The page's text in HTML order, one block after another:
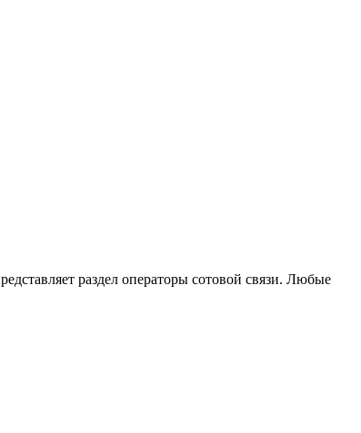
раздел операторы сотовой связи. Любые